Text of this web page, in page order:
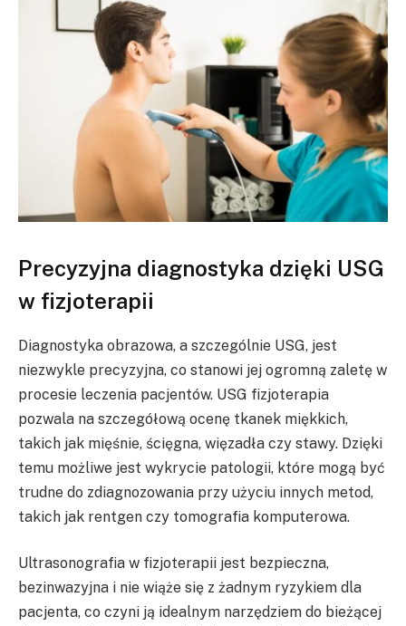
Precyzyjna diagnostyka dzięki USG
w fizjoterapii
Diagnostyka obrazowa, a szczególnie USG, jest
niezwykle precyzyjna, co stanowi jej ogromną zaletę w
procesie leczenia pacjentów. USG fizjoterapia
pozwala na szczegółową ocenę tkanek miękkich,
takich jak mięśnie, ścięgna, więzadła czy stawy. Dzięki
temu możliwe jest wykrycie patologii, które mogą być
trudne do zdiagnozowania przy użyciu innych metod,
takich jak rentgen czy tomografia komputerowa.
Ultrasonografia w fizjoterapii jest bezpieczna,
bezinwazyjna i nie wiąże się z żadnym ryzykiem dla
pacjenta, co czyni ją idealnym narzędziem do bieżącej